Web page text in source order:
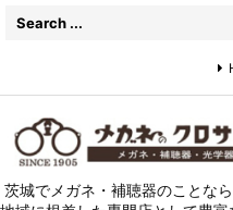
茨城でメガネ・補聴器のことな